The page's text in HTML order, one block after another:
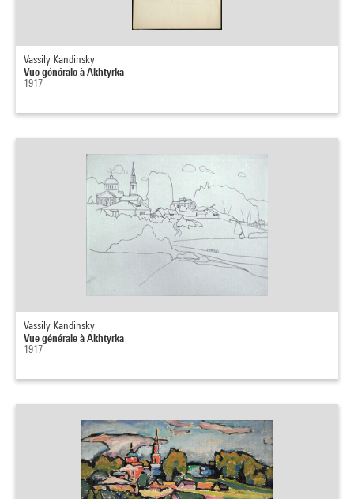
Vassily Kandinsky
Vue générale à Akhtyrka
1917
Vassily Kandinsky
Vue générale à Akhtyrka
1917